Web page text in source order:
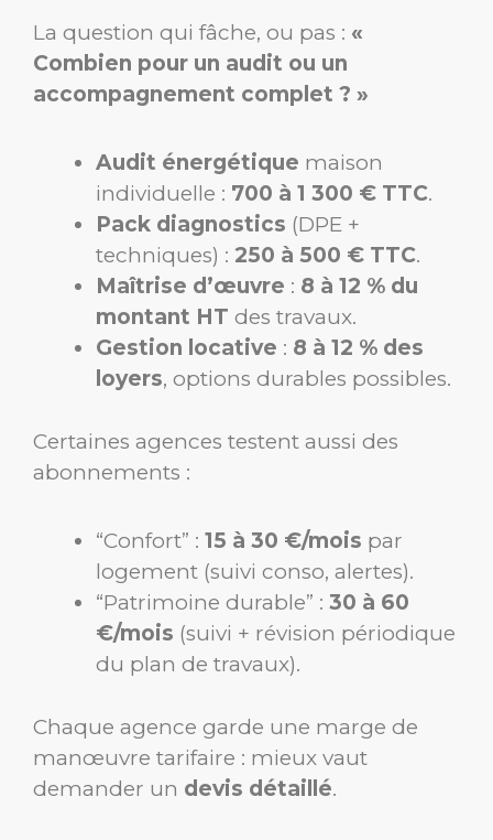
La question qui fâche, ou pas : «
Combien pour un audit ou un
accompagnement complet ? »
Audit énergétique maison
individuelle : 700 à 1 300 € TTC.
Pack diagnostics (DPE +
techniques) : 250 à 500 € TTC.
Maîtrise d’œuvre : 8 à 12 % du
montant HT des travaux.
Gestion locative : 8 à 12 % des
loyers, options durables possibles.
Certaines agences testent aussi des
abonnements :
“Confort” : 15 à 30 €/mois par
logement (suivi conso, alertes).
“Patrimoine durable” : 30 à 60
€/mois (suivi + révision périodique
du plan de travaux).
Chaque agence garde une marge de
manœuvre tarifaire : mieux vaut
demander un devis détaillé.